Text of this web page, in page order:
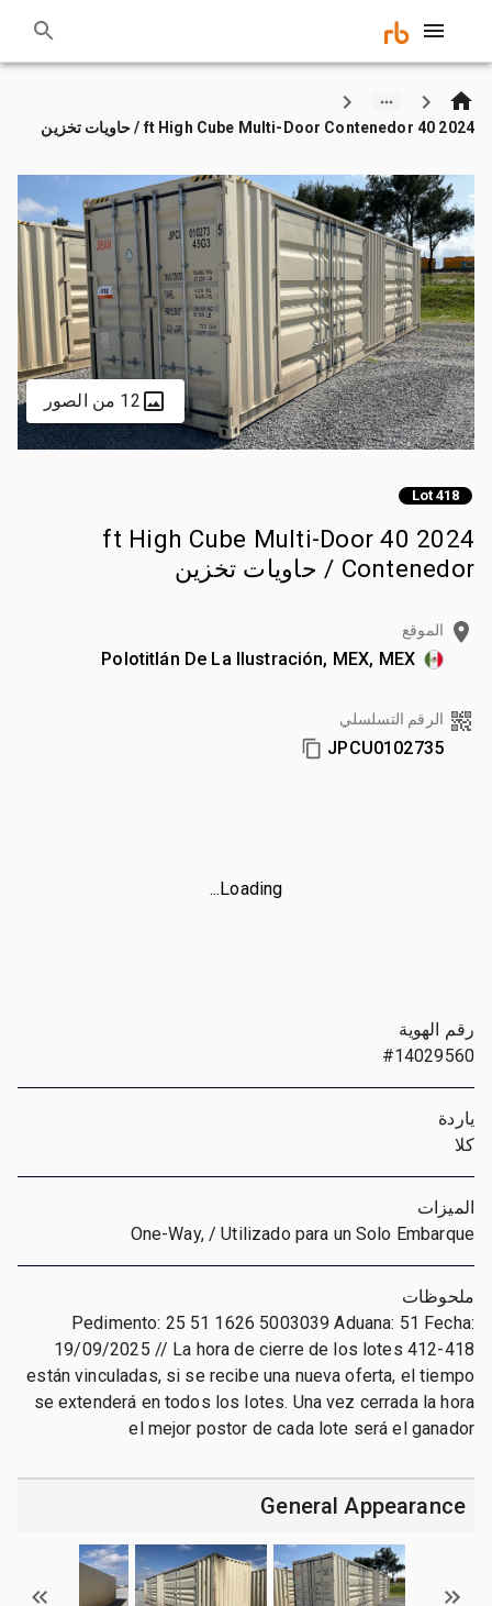
2024 40 ft High Cube Multi-Door Contenedor / حاويات تخزين
12 من الصور
Lot 418
2024 40 ft High Cube Multi-Door
Contenedor / حاويات تخزين
الموقع
Polotitlán De La Ilustración, MEX, MEX
الرقم التسلسلي
JPCU0102735
Loading...
رقم الهوية
#14029560
ياردة
كلا
الميزات
One-Way, / Utilizado para un Solo Embarque
ملحوظات
Pedimento: 25 51 1626 5003039 Aduana: 51 Fecha:
19/09/2025 // La hora de cierre de los lotes 412-418
están vinculadas, si se recibe una nueva oferta, el tiempo
se extenderá en todos los lotes. Una vez cerrada la hora
el mejor postor de cada lote será el ganador
General Appearance